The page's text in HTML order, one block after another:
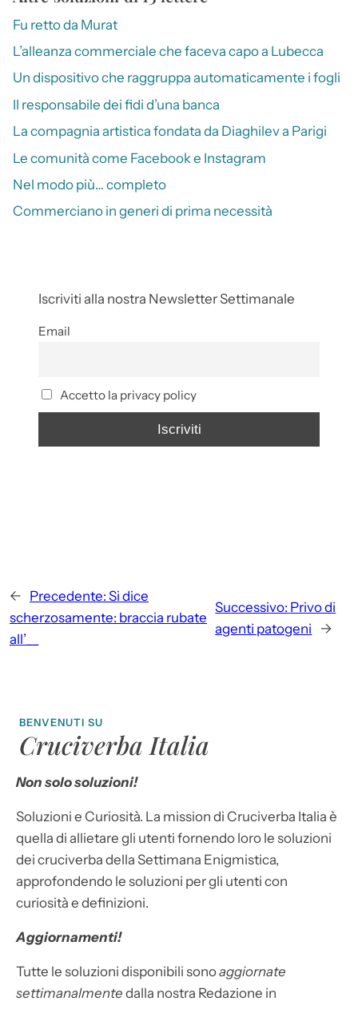
Fu retto da Murat
L’alleanza commerciale che faceva capo a Lubecca
Un dispositivo che raggruppa automaticamente i fogli
Il responsabile dei fidi d’una banca
La compagnia artistica fondata da Diaghilev a Parigi
Le comunità come Facebook e Instagram
Nel modo più… completo
Commerciano in generi di prima necessità
Iscriviti alla nostra Newsletter Settimanale
Email
Accetto la privacy policy
← Precedente: Si dice
scherzosamente: braccia rubate
all’__
Successivo: Privo di
agenti patogeni
→
BENVENUTI SU
Cruciverba Italia
Non solo soluzioni!
Soluzioni e Curiosità. La mission di Cruciverba Italia è
quella di allietare gli utenti fornendo loro le soluzioni
dei cruciverba della Settimana Enigmistica,
approfondendo le soluzioni per gli utenti con
curiosità e definizioni.
Aggiornamenti!
Tutte le soluzioni disponibili sonoaggiornate
settimanalmente dalla nostra Redazione in